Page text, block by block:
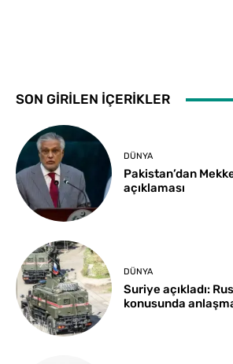
SON GİRİLEN İÇERİKLER
DÜNYA
Pakistan’dan
açıklaması
DÜNYA
Suriye açıkladı:
konusunda